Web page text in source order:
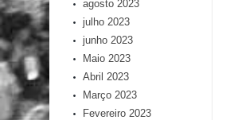
agosto 2023
julho 2023
junho 2023
Maio 2023
Abril 2023
Março 2023
Fevereiro 2023